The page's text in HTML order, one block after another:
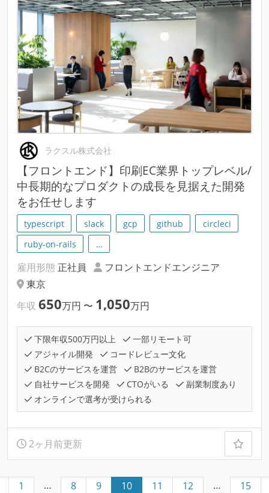
ラクスル株式会社
【フロントエンド】印刷EC業界トップレベル/
中長期的なプロダクトの成長を見据えた開発
をお任せします
typescript slack gcp github
circleci
ruby-on-rails
…
雇用形態 正社員
フロントエンドエンジニア
東京
年収 650万円 〜 1,050万円
下限年収500万円以上
一部リモート可
アジャイル開発
コードレビュー文化
B2Cのサービスを運営
B2Bのサービスを運営
自社サービスを開発
CTOがいる
副業制度あり
オンラインで選考が受けられる
2ヶ月前更新
1 … 8 9 10 11 12 … 15